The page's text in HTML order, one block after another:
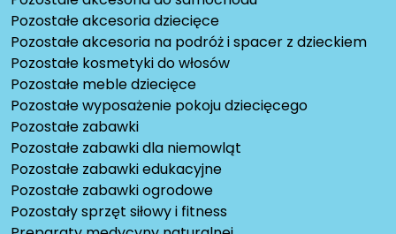
Pozostałe akcesoria dziecięce
Pozostałe akcesoria na podróż i spacer z dzieckiem
Pozostałe kosmetyki do włosów
Pozostałe meble dziecięce
Pozostałe wyposażenie pokoju dziecięcego
Pozostałe zabawki
Pozostałe zabawki dla niemowląt
Pozostałe zabawki edukacyjne
Pozostałe zabawki ogrodowe
Pozostały sprzęt siłowy i fitness